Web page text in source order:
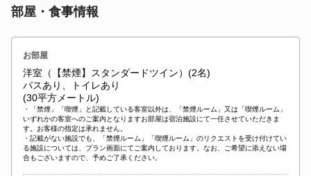
部屋・食事情報
お部屋
洋室（【禁煙】スタンダードツイン）(2名)
バスあり、トイレあり
(30平方メートル)
・「禁煙」「喫煙」と記載している客室以外は、「禁煙ルーム」又は「喫煙ルーム」
いずれかの客室へのご案内となりますお部屋は宿泊施設にて一任させていただきま
す。お客様の指定は承れません。
・記載がない施設でも、「禁煙ルーム」「喫煙ルーム」のリクエストを受け付けてい
る施設については、プラン画面にてご案内しております。なお、ご希望に添えない場
合もございますので、予めご了承ください。